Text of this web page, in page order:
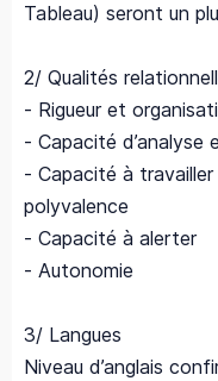
Tableau) seront un
2/ Qualités
- Rigueur et
- Capacité d’analyse
- Capacité à
polyvalence
- Capacité à alerter
- Autonomie
3/ Langues
Niveau d’anglais